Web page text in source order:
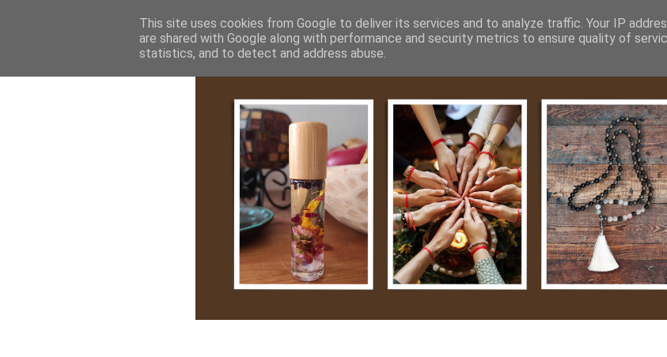
This site uses cookies from Google to deliver its services and to analyze traffic. Your IP
are shared with Google along with performance and security metrics to ensure quality of
statistics, and to detect and address abuse.